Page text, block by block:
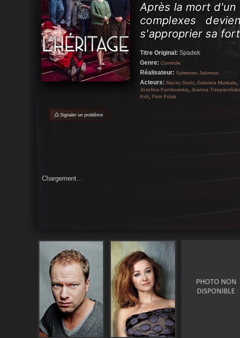
Après la mort
complexes
s'approprier sa
Titre Original: Spadek
Genre: Comédie
Réalisateur: Sylwester Jakimow
Acteurs: Maciej Stuhr, Gabriela Muskała,
Józefina Karnkowska, Joanna Trzepiecińska
Król, Piotr Polak
Signaler un problème
Chargement…